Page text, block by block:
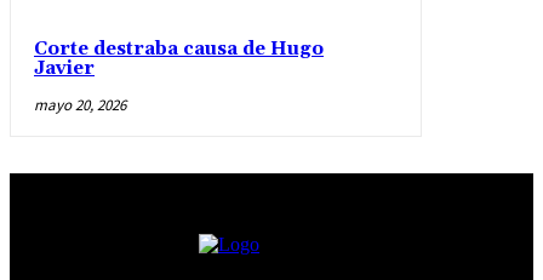
Corte destraba causa de Hugo
Javier
mayo 20, 2026